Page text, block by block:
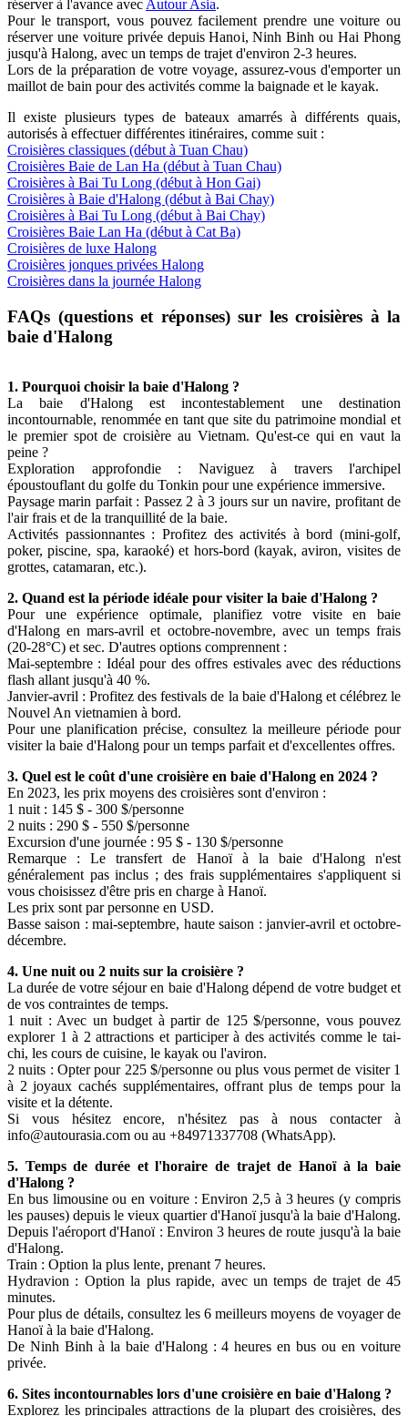
réserver à l'avance avec Autour Asia.
Pour le transport, vous pouvez facilement prendre une voiture ou
réserver une voiture privée depuis Hanoi, Ninh Binh ou Hai Phong
jusqu'à Halong, avec un temps de trajet d'environ 2-3 heures.
Lors de la préparation de votre voyage, assurez-vous d'emporter un
maillot de bain pour des activités comme la baignade et le kayak.
Il existe plusieurs types de bateaux amarrés à différents quais,
autorisés à effectuer différentes itinéraires, comme suit :
Croisières classiques (début à Tuan Chau)
Croisières Baie de Lan Ha (début à Tuan Chau)
Croisières à Bai Tu Long (début à Hon Gai)
Croisières à Baie d'Halong (début à Bai Chay)
Croisières à Bai Tu Long (début à Bai Chay)
Croisières Baie Lan Ha (début à Cat Ba)
Croisières de luxe Halong
Croisières jonques privées Halong
Croisières dans la journée Halong
FAQs (questions et réponses) sur les croisières à la
baie d'Halong
1. Pourquoi choisir la baie d'Halong ?
La baie d'Halong est incontestablement une destination
incontournable, renommée en tant que site du patrimoine mondial et
le premier spot de croisière au Vietnam. Qu'est-ce qui en vaut la
peine ?
Exploration approfondie : Naviguez à travers l'archipel
époustouflant du golfe du Tonkin pour une expérience immersive.
Paysage marin parfait : Passez 2 à 3 jours sur un navire, profitant de
l'air frais et de la tranquillité de la baie.
Activités passionnantes : Profitez des activités à bord (mini-golf,
poker, piscine, spa, karaoké) et hors-bord (kayak, aviron, visites de
grottes, catamaran, etc.).
2. Quand est la période idéale pour visiter la baie d'Halong ?
Pour une expérience optimale, planifiez votre visite en baie
d'Halong en mars-avril et octobre-novembre, avec un temps frais
(20-28°C) et sec. D'autres options comprennent :
Mai-septembre : Idéal pour des offres estivales avec des réductions
flash allant jusqu'à 40 %.
Janvier-avril : Profitez des festivals de la baie d'Halong et célébrez le
Nouvel An vietnamien à bord.
Pour une planification précise, consultez la meilleure période pour
visiter la baie d'Halong pour un temps parfait et d'excellentes offres.
3. Quel est le coût d'une croisière en baie d'Halong en 2024 ?
En 2023, les prix moyens des croisières sont d'environ :
1 nuit : 145 $ - 300 $/personne
2 nuits : 290 $ - 550 $/personne
Excursion d'une journée : 95 $ - 130 $/personne
Remarque : Le transfert de Hanoï à la baie d'Halong n'est
généralement pas inclus ; des frais supplémentaires s'appliquent si
vous choisissez d'être pris en charge à Hanoï.
Les prix sont par personne en USD.
Basse saison : mai-septembre, haute saison : janvier-avril et octobre-
décembre.
4. Une nuit ou 2 nuits sur la croisière ?
La durée de votre séjour en baie d'Halong dépend de votre budget et
de vos contraintes de temps.
1 nuit : Avec un budget à partir de 125 $/personne, vous pouvez
explorer 1 à 2 attractions et participer à des activités comme le tai-
chi, les cours de cuisine, le kayak ou l'aviron.
2 nuits : Opter pour 225 $/personne ou plus vous permet de visiter 1
à 2 joyaux cachés supplémentaires, offrant plus de temps pour la
visite et la détente.
Si vous hésitez encore, n'hésitez pas à nous contacter à
info@autourasia.com ou au +84971337708 (WhatsApp).
5. Temps de durée et l'horaire de trajet de Hanoï à la baie
d'Halong ?
En bus limousine ou en voiture : Environ 2,5 à 3 heures (y compris
les pauses) depuis le vieux quartier d'Hanoï jusqu'à la baie d'Halong.
Depuis l'aéroport d'Hanoï : Environ 3 heures de route jusqu'à la baie
d'Halong.
Train : Option la plus lente, prenant 7 heures.
Hydravion : Option la plus rapide, avec un temps de trajet de 45
minutes.
Pour plus de détails, consultez les 6 meilleurs moyens de voyager de
Hanoï à la baie d'Halong.
De Ninh Binh à la baie d'Halong : 4 heures en bus ou en voiture
privée.
6. Sites incontournables lors d'une croisière en baie d'Halong ?
Explorez les principales attractions de la plupart des croisières, des